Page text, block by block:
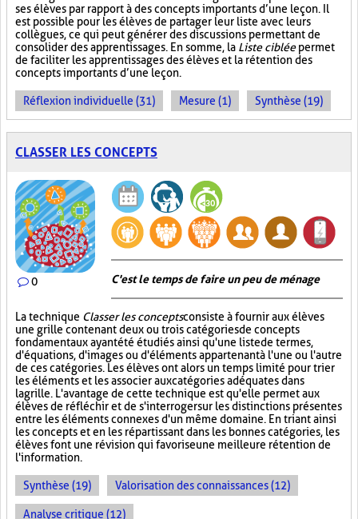
ses élèves par rapport à des concepts importants d’une leçon. Il
est possible pour les élèves de partager leur liste avec leurs
collègues, ce qui peut générer des discussions permettant de
consolider des apprentissages. En somme, la Liste cibléepermet
de faciliter les apprentissages des élèves et la rétention des
concepts importants d’une leçon.
Réflexion individuelle (31) Mesure (1) Synthèse (19)
CLASSER LES CONCEPTS
0 C'est le temps de faire un peu de ménage
La technique Classer les conceptsconsiste à fournir aux élèves
une grille contenant deux ou trois catégories de concepts
fondamentaux ayant été étudiés ainsi qu'une liste de termes,
d'équations, d'images ou d'éléments appartenant à l'une ou l'autre
de ces catégories. Les élèves ont alors un temps limité pour trier
les éléments et les associer aux catégories adéquates dans
la grille. L'avantage de cette technique est qu'elle permet aux
élèves de réfléchir et de s'interroger sur les distinctions présentes
entre les éléments connexes d'un même domaine. En triant ainsi
les concepts et en les répartissant dans les bonnes catégories, les
élèves font une révision qui favorise une meilleure rétention de
l'information.
Synthèse (19) Valorisation des connaissances (12)
Analyse critique (12)